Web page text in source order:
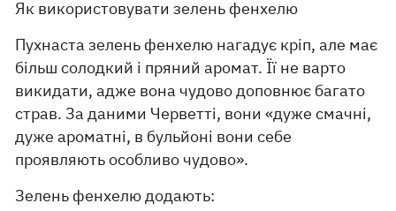
Як використовувати зелень фенхелю
Пухнаста зелень фенхелю нагадує кріп, але має
більш солодкий і пряний аромат. Її не варто
викидати, адже вона чудово доповнює багато
страв. За даними Черветті, вони «дуже смачні,
дуже ароматні, в бульйоні вони себе
проявляють особливо чудово».
Зелень фенхелю додають: